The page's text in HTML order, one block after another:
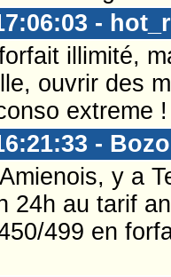
-
illimité,
ouvrir des
extreme !
-
y a
24h au tarif
499 en